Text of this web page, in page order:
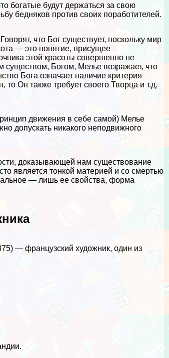
богатые будут держаться за свою
бедняков против своих поработителей.
что Бог существует, поскольку мир
— это понятие, присущее
этой красоты совершенно не
Богом, Мелье возражает, что
Бога означает наличие критерия
Он также требует своего Творца и т.д.
движения в себе самой) Мелье
допускать никакого неподвижного
доказывающей нам существование
является тонкой материей и со cмepтью
— лишь ее свойства, форма
— французский художник, один из